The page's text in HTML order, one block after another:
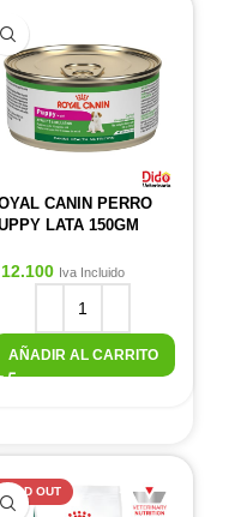
CANIN PERRO
LATA 150GM
12.100 Iva Incluido
AÑADIR AL CARRITO
SOLD OUT